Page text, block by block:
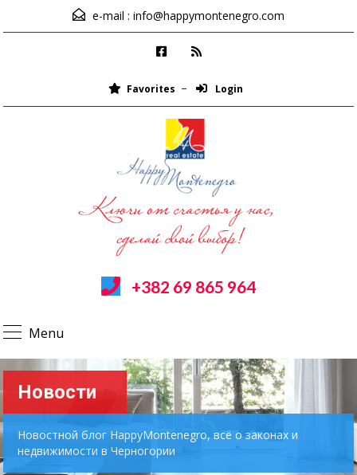
e-mail : info@happymontenegro.com
Favorites Login
+382 69 865 964
Menu
Новости
Новостной блог HappyMontenegro, всё о законах и
недвижимости в Черногории